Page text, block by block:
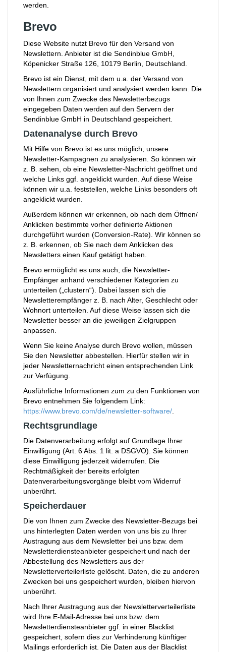
werden.
Brevo
Diese Website nutzt Brevo für den Versand von
Newslettern. Anbieter ist die Sendinblue GmbH,
Köpenicker Straße 126, 10179 Berlin, Deutschland.
Brevo ist ein Dienst, mit dem u.a. der Versand von
Newslettern organisiert und analysiert werden kann. Die
von Ihnen zum Zwecke des Newsletterbezugs
eingegeben Daten werden auf den Servern der
Sendinblue GmbH in Deutschland gespeichert.
Datenanalyse durch Brevo
Mit Hilfe von Brevo ist es uns möglich, unsere
Newsletter-Kampagnen zu analysieren. So können wir
z. B. sehen, ob eine Newsletter-Nachricht geöffnet und
welche Links ggf. angeklickt wurden. Auf diese Weise
können wir u.a. feststellen, welche Links besonders oft
angeklickt wurden.
Außerdem können wir erkennen, ob nach dem Öffnen/
Anklicken bestimmte vorher definierte Aktionen
durchgeführt wurden (Conversion-Rate). Wir können so
z. B. erkennen, ob Sie nach dem Anklicken des
Newsletters einen Kauf getätigt haben.
Brevo ermöglicht es uns auch, die Newsletter-
Empfänger anhand verschiedener Kategorien zu
unterteilen („clustern“). Dabei lassen sich die
Newsletterempfänger z. B. nach Alter, Geschlecht oder
Wohnort unterteilen. Auf diese Weise lassen sich die
Newsletter besser an die jeweiligen Zielgruppen
anpassen.
Wenn Sie keine Analyse durch Brevo wollen, müssen
Sie den Newsletter abbestellen. Hierfür stellen wir in
jeder Newsletternachricht einen entsprechenden Link
zur Verfügung.
Ausführliche Informationen zum zu den Funktionen von
Brevo entnehmen Sie folgendem Link:
https://www.brevo.com/de/newsletter-software/.
Rechtsgrundlage
Die Datenverarbeitung erfolgt auf Grundlage Ihrer
Einwilligung (Art. 6 Abs. 1 lit. a DSGVO). Sie können
diese Einwilligung jederzeit widerrufen. Die
Rechtmäßigkeit der bereits erfolgten
Datenverarbeitungsvorgänge bleibt vom Widerruf
unberührt.
Speicherdauer
Die von Ihnen zum Zwecke des Newsletter-Bezugs bei
uns hinterlegten Daten werden von uns bis zu Ihrer
Austragung aus dem Newsletter bei uns bzw. dem
Newsletterdiensteanbieter gespeichert und nach der
Abbestellung des Newsletters aus der
Newsletterverteilerliste gelöscht. Daten, die zu anderen
Zwecken bei uns gespeichert wurden, bleiben hiervon
unberührt.
Nach Ihrer Austragung aus der Newsletterverteilerliste
wird Ihre E-Mail-Adresse bei uns bzw. dem
Newsletterdiensteanbieter ggf. in einer Blacklist
gespeichert, sofern dies zur Verhinderung künftiger
Mailings erforderlich ist. Die Daten aus der Blacklist